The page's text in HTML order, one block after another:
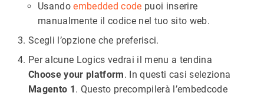
Usandoembedded code puoi inserire
manualmente il codice nel tuo sito web.
Scegli l’opzione che preferisci.
Per alcune Logics vedrai il menu a tendina
Choose your platform. In questi casi seleziona
Magento 1 . Questo precompilerà l’embedcode